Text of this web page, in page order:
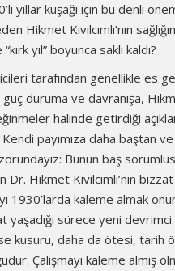
yıllar kuşağı için bu denli
Hikmet Kıvılcımlı’nın
yıl” boyunca saklı kaldı?
tarafından genellikle es
güç duruma ve davranışa, Hikmet
halinde getirdiği
payımıza daha baştan
Bunun baş
Dr. Hikmet Kıvılcımlı’nın
1930’larda kaleme almak
yaşadığı sürece yeni devrimci
kusuru, daha da ötesi, tarih
Çalışmayı kaleme almış